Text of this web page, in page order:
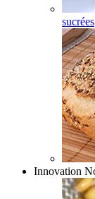
sucrées
Innovation